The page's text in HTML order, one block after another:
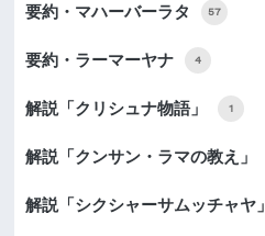
要約・マハーバーラタ 57
要約・ラーマーヤナ 4
解説「クリシュナ物語」 1
解説「クンサン・ラマの教え」
解説「シクシャーサムッチャヤ」